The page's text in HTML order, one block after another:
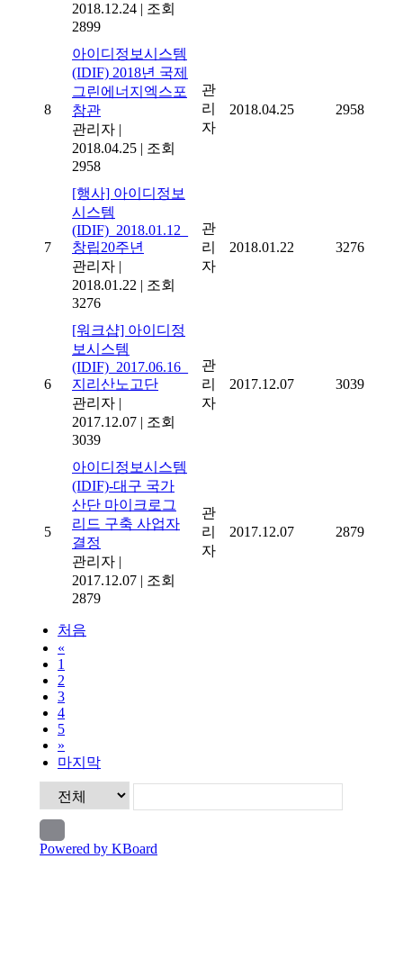
2018.12.24 | 조회
2899
8
아이디정보시스템
(IDIF) 2018년 국제
그린에너지엑스포
참관
관리자 |
2018.04.25 | 조회
2958
관
리
자
2018.04.25 2958
7
[행사] 아이디정보
시스템
(IDIF)_2018.01.12_
창립20주년
관리자 |
2018.01.22 | 조회
3276
관
리
자
2018.01.22 3276
6
[워크샵] 아이디정
보시스템
(IDIF)_2017.06.16_
지리산노고단
관리자 |
2017.12.07 | 조회
3039
관
리
자
2017.12.07 3039
5
아이디정보시스템
(IDIF)-대구 국가
산단 마이크로그
리드 구축 사업자
결정
관리자 |
2017.12.07 | 조회
2879
관
리
자
2017.12.07 2879
처음
«
1
2
3
4
5
»
마지막
Powered by KBoard